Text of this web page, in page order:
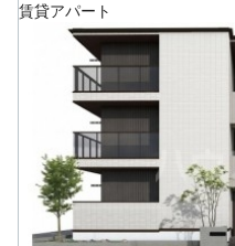
賃貸アパート